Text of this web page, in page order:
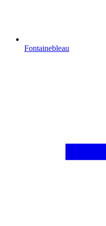
Fontainebleau